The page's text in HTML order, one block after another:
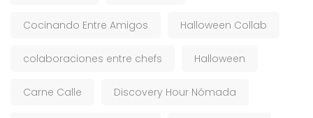
Cocinando Entre Amigos Halloween Collab
colaboraciones entre chefs Halloween
Carne Calle Discovery Hour Nómada